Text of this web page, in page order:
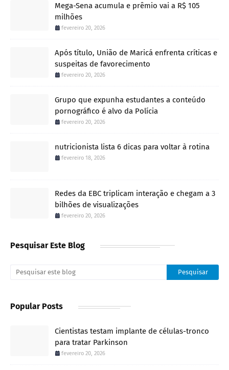
Mega-Sena acumula e prêmio vai a R$ 105
milhões
fevereiro 20, 2026
Após título, União de Maricá enfrenta críticas e
suspeitas de favorecimento
fevereiro 20, 2026
Grupo que expunha estudantes a conteúdo
pornográfico é alvo da Polícia
fevereiro 20, 2026
nutricionista lista 6 dicas para voltar à rotina
fevereiro 18, 2026
Redes da EBC triplicam interação e chegam a 3
bilhões de visualizações
fevereiro 20, 2026
Pesquisar Este Blog
Popular Posts
Cientistas testam implante de células-tronco
para tratar Parkinson
fevereiro 20, 2026